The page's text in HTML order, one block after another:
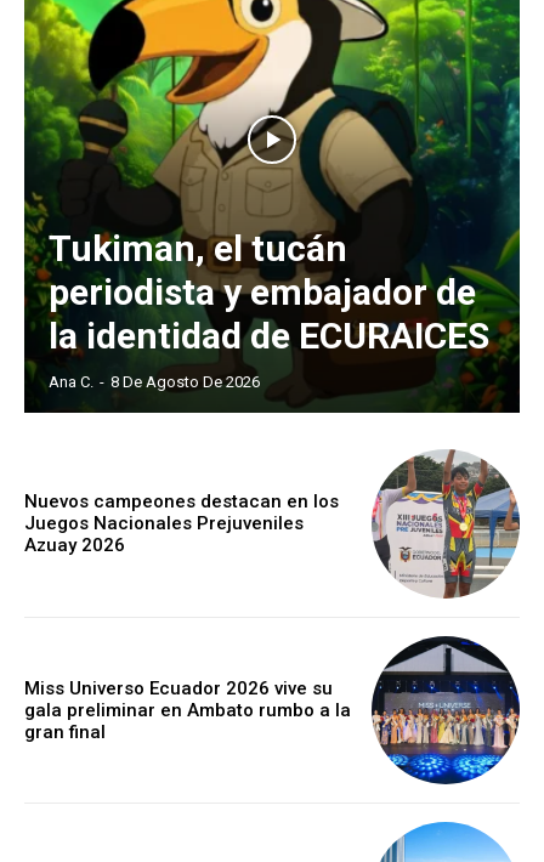
Tukiman, el tucán
periodista y embajador de
la identidad de ECURAICES
Ana C. - 8 De Agosto De 2026
Nuevos campeones destacan en los
Juegos Nacionales Prejuveniles
Azuay 2026
Miss Universo Ecuador 2026 vive su
gala preliminar en Ambato rumbo a la
gran final